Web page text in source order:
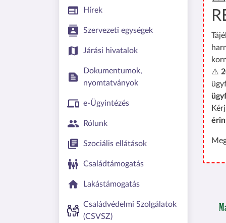
Hírek
Szervezeti egységek
Járási hivatalok
Dokumentumok,
nyomtatványok
e-Ügyintézés
Rólunk
Szociális ellátások
Családtámogatás
Lakástámogatás
Családvédelmi Szolgálatok
(CSVSZ)
⚠️